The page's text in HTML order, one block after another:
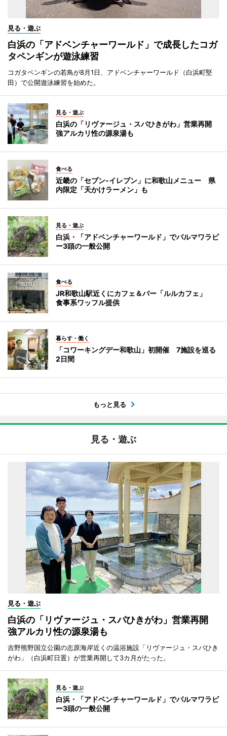
見る・遊ぶ
白浜の「アドベンチャーワールド」で成長したコガ
タペンギンが遊泳練習
コガタペンギンの若鳥が8月1日、アドベンチャーワールド（白浜町堅
田）で公開遊泳練習を始めた。
見る・遊ぶ
白浜の「リヴァージュ・スパひきがわ」営業再開
強アルカリ性の源泉湯も
食べる
近畿の「セブン-イレブン」に和歌山メニュー 県
内限定「天かけラーメン」も
見る・遊ぶ
白浜・「アドベンチャーワールド」でパルマワラビ
ー3頭の一般公開
食べる
JR和歌山駅近くにカフェ＆バー「ルルカフェ」
食事系ワッフル提供
暮らす・働く
「コワーキングデー和歌山」初開催 7施設を巡る
2日間
もっと見る
見る・遊ぶ
見る・遊ぶ
白浜の「リヴァージュ・スパひきがわ」営業再開
強アルカリ性の源泉湯も
吉野熊野国立公園の志原海岸近くの温浴施設「リヴァージュ・スパひき
がわ」（白浜町日置）が営業再開して3カ月がたった。
見る・遊ぶ
白浜・「アドベンチャーワールド」でパルマワラビ
ー3頭の一般公開